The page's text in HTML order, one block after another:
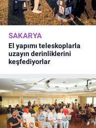
SAKARYA
El yapımı teleskoplarla
uzayın derinliklerini
keşfediyorlar